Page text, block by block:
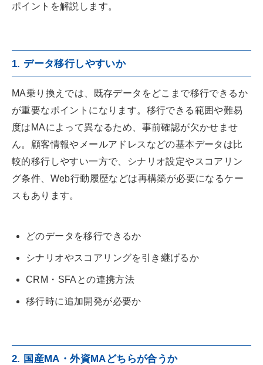
ポイントを解説します。
1. データ移行しやすいか
MA乗り換えでは、既存データをどこまで移行できるか
が重要なポイントになります。移行できる範囲や難易
度はMAによって異なるため、事前確認が欠かせませ
ん。顧客情報やメールアドレスなどの基本データは比
較的移行しやすい一方で、シナリオ設定やスコアリン
グ条件、Web行動履歴などは再構築が必要になるケー
スもあります。
どのデータを移行できるか
シナリオやスコアリングを引き継げるか
CRM・SFAとの連携方法
移行時に追加開発が必要か
2. 国産MA・外資MAどちらが合うか